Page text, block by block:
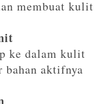
membuat kulit
ke dalam kulit
bahan aktifnya